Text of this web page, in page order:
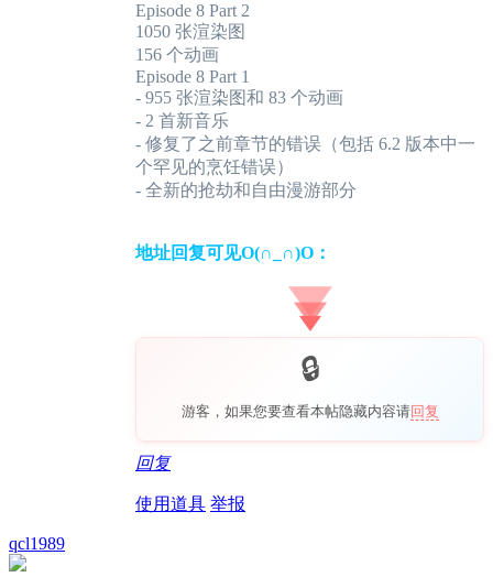
Episode 8 Part 2
1050 张渲染图
156 个动画
Episode 8 Part 1
- 955 张渲染图和 83 个动画
- 2 首新音乐
- 修复了之前章节的错误（包括 6.2 版本中一
个罕见的烹饪错误）
- 全新的抢劫和自由漫游部分
地址回复可见O(∩_∩)O：
游客，如果您要查看本帖隐藏内容请回复
回复
使用道具 举报
qcl1989